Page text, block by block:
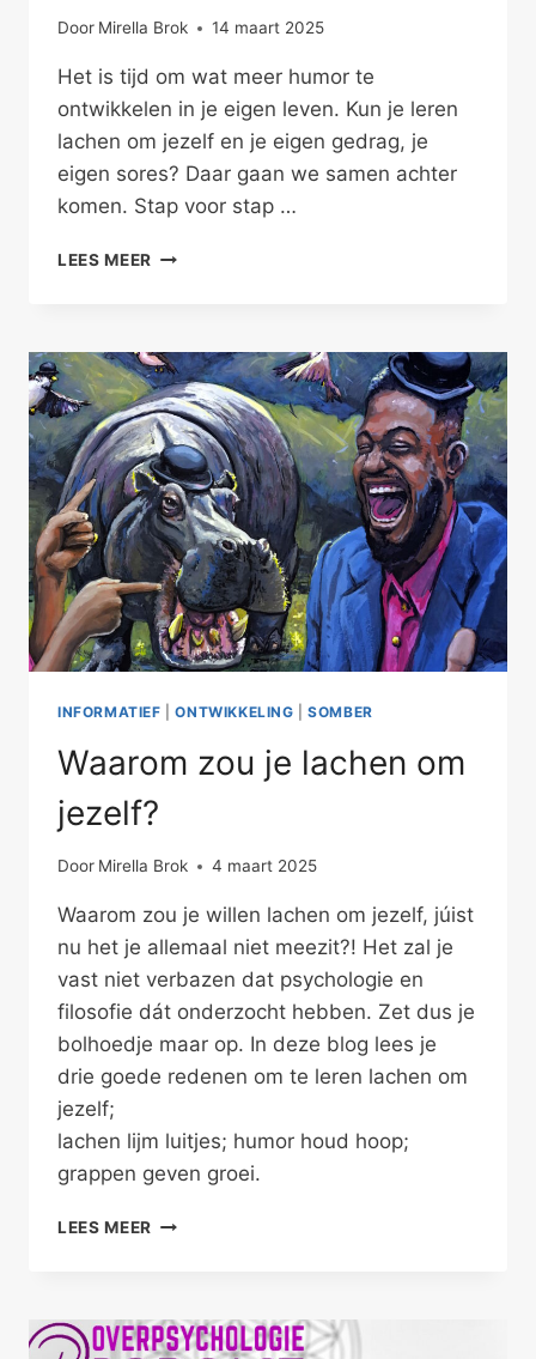
Door Mirella Brok 14 maart 2025
Het is tijd om wat meer humor te
ontwikkelen in je eigen leven. Kun je leren
lachen om jezelf en je eigen gedrag, je
eigen sores? Daar gaan we samen achter
komen. Stap voor stap …
LEES MEER LEREN
ONTWIKKEL
HUMOR
INFORMATIEF |ONTWIKKELING |SOMBER
Waarom zou je lachen om
jezelf?
Door Mirella Brok 4 maart 2025
Waarom zou je willen lachen om jezelf, júist
nu het je allemaal niet meezit?! Het zal je
vast niet verbazen dat psychologie en
filosofie dát onderzocht hebben. Zet dus je
bolhoedje maar op. In deze blog lees je
drie goede redenen om te leren lachen om
jezelf;
lachen lijm luitjes; humor houd hoop;
grappen geven groei.
LEES MEER WAAROM
OM
JEZELF?